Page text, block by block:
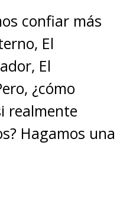
confiar más
El
El
¿cómo
realmente
Hagamos una